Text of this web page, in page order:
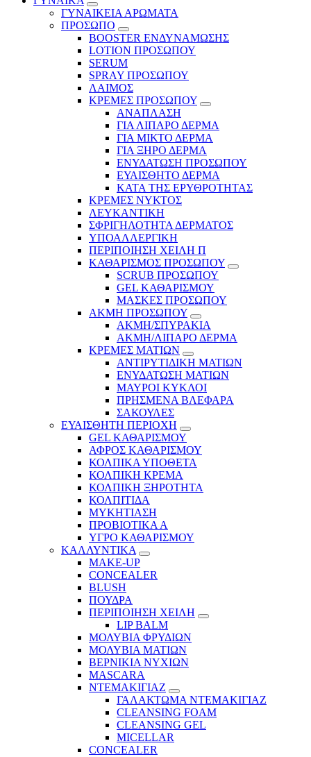
ΓΥΝΑΙΚΕΙΑ ΑΡΩΜΑΤΑ
ΠΡΟΣΩΠΟ
BOOSTER ΕΝΔΥΝΑΜΩΣΗΣ
LOTION ΠΡΟΣΩΠΟΥ
SERUM
SPRAY ΠΡΟΣΩΠΟΥ
ΛΑΙΜΟΣ
ΚΡΕΜΕΣ ΠΡΟΣΩΠΟΥ
ΑΝΑΠΛΑΣΗ
ΓΙΑ ΛΙΠΑΡΟ ΔΕΡΜΑ
ΓΙΑ ΜΙΚΤΟ ΔΕΡΜΑ
ΓΙΑ ΞΗΡΟ ΔΕΡΜΑ
ΕΝΥΔΑΤΩΣΗ ΠΡΟΣΩΠΟΥ
ΕΥΑΙΣΘΗΤΟ ΔΕΡΜΑ
ΚΑΤΑ ΤΗΣ ΕΡΥΘΡΟΤΗΤΑΣ
ΚΡΕΜΕΣ ΝΥΚΤΟΣ
ΛΕΥΚΑΝΤΙΚΗ
ΣΦΡΙΓΗΛΟΤΗΤΑ ΔΕΡΜΑΤΟΣ
ΥΠΟΑΛΛΕΡΓΙΚΗ
ΠΕΡΙΠΟΙΗΣΗ ΧΕΙΛΗ Π
ΚΑΘΑΡΙΣΜΟΣ ΠΡΟΣΩΠΟΥ
SCRUB ΠΡΟΣΩΠΟΥ
GEL ΚΑΘΑΡΙΣΜΟΥ
ΜΑΣΚΕΣ ΠΡΟΣΩΠΟΥ
ΑΚΜΗ ΠΡΟΣΩΠΟΥ
ΑΚΜΗ/ΣΠΥΡΑΚΙΑ
ΑΚΜΗ/ΛΙΠΑΡΟ ΔΕΡΜΑ
ΚΡΕΜΕΣ ΜΑΤΙΩΝ
ΑΝΤΙΡΥΤΙΔΙΚΗ ΜΑΤΙΩΝ
ΕΝΥΔΑΤΩΣΗ ΜΑΤΙΩΝ
ΜΑΥΡΟΙ ΚΥΚΛΟΙ
ΠΡΗΣΜΕΝΑ ΒΛΕΦΑΡΑ
ΣΑΚΟΥΛΕΣ
ΕΥΑΙΣΘΗΤΗ ΠΕΡΙΟΧΗ
GEL ΚΑΘΑΡΙΣΜΟΥ
ΑΦΡΟΣ ΚΑΘΑΡΙΣΜΟΥ
ΚΟΛΠΙΚΑ ΥΠΟΘΕΤΑ
ΚΟΛΠΙΚΗ ΚΡΕΜΑ
ΚΟΛΠΙΚΗ ΞΗΡΟΤΗΤΑ
ΚΟΛΠΙΤΙΔΑ
ΜΥΚΗΤΙΑΣΗ
ΠΡΟΒΙΟΤΙΚΑ Α
ΥΓΡΟ ΚΑΘΑΡΙΣΜΟΥ
ΚΑΛΛΥΝΤΙΚΑ
MAKE-UP
CONCEALER
BLUSH
ΠΟΥΔΡΑ
ΠΕΡΙΠΟΙΗΣΗ ΧΕΙΛΗ
LIP BALM
ΜΟΛΥΒΙΑ ΦΡΥΔΙΩΝ
ΜΟΛΥΒΙΑ ΜΑΤΙΩΝ
ΒΕΡΝΙΚΙΑ ΝΥΧΙΩΝ
MASCARA
ΝΤΕΜΑΚΙΓΙΑΖ
ΓΑΛΑΚΤΩΜΑ ΝΤΕΜΑΚΙΓΙΑΖ
CLEANSING FOAM
CLEANSING GEL
MICELLAR
CONCEALER